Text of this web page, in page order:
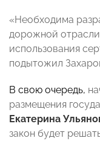
«Необходима
дорожной
использования
подытожил
В свою очередь,
размещения
Екатерина
закон будет